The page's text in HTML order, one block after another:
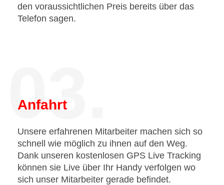
den voraussichtlichen Preis bereits über das
Telefon sagen.
03.
Anfahrt
Unsere erfahrenen Mitarbeiter machen sich so
schnell wie möglich zu ihnen auf den Weg.
Dank unseren kostenlosen GPS Live Tracking
können sie Live über Ihr Handy verfolgen wo
sich unser Mitarbeiter gerade befindet.